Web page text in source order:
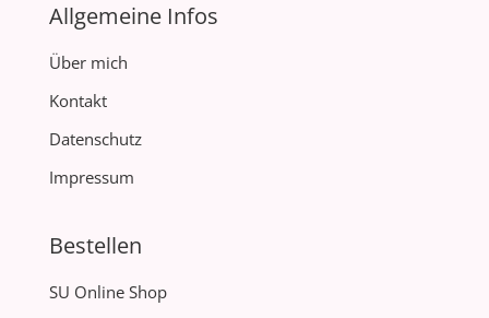
Allgemeine Infos
Über mich
Kontakt
Datenschutz
Impressum
Bestellen
SU Online Shop